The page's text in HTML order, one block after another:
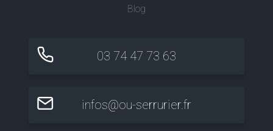
Blog
03 74 47 73 63
infos@ou-serrurier.fr